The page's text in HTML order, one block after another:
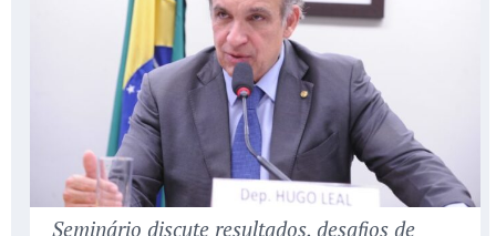
Seminário discute resultados, desafios de